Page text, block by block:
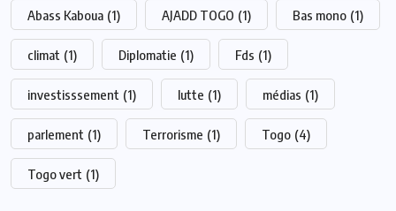
Abass Kaboua (1) AJADD TOGO (1) Bas mono (1)
climat (1) Diplomatie (1) Fds (1)
investisssement (1) lutte (1) médias (1)
parlement (1) Terrorisme (1) Togo (4)
Togo vert (1)